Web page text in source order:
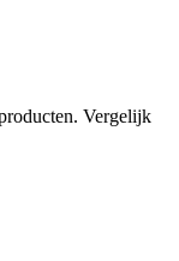
Vergelijk